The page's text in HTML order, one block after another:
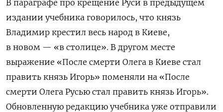
В параграфе про крещение Руси в предыдущем
издании учебника говорилось, что князь
Владимир крестил весь народ в Киеве,
в новом — «в столице». В другом месте
выражение «После смерти Олега в Киеве стал
править князь Игорь» поменяли на «После
смерти Олега Русью стал править князь Игорь».
Обновленную редакцию учебника уже отправили